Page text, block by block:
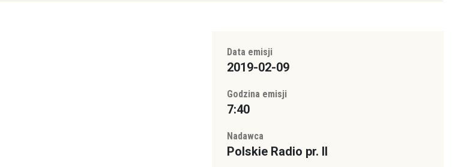
Data emisji
2019-02-09
Godzina emisji
7:40
Nadawca
Polskie Radio pr. II